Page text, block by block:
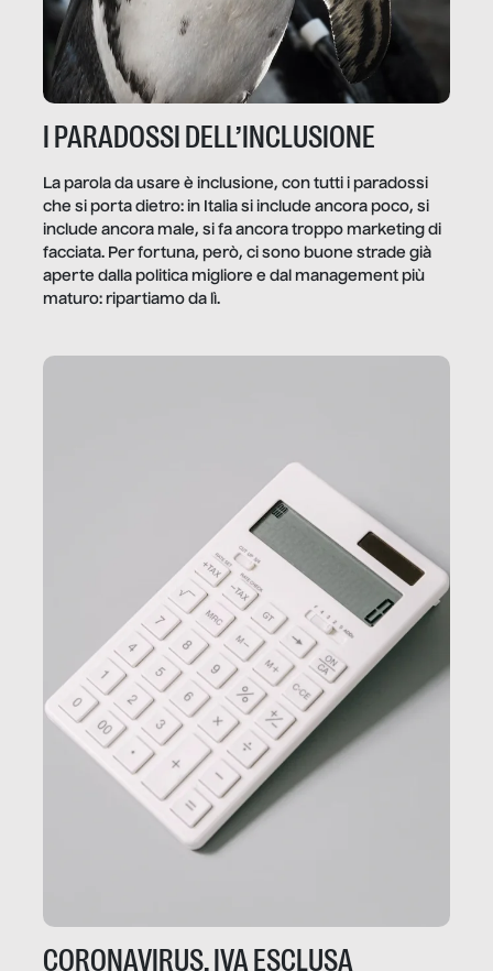
I PARADOSSI DELL’INCLUSIONE
La parola da usare è inclusione, con tutti i paradossi
che si porta dietro: in Italia si include ancora poco, si
include ancora male, si fa ancora troppo marketing di
facciata. Per fortuna, però, ci sono buone strade già
aperte dalla politica migliore e dal management più
maturo: ripartiamo da lì.
CORONAVIRUS, IVA ESCLUSA